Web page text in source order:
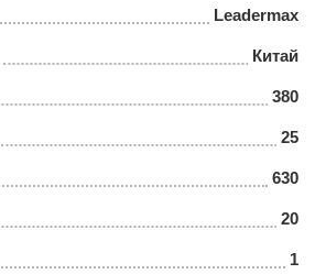
Leadermax
Китай
380
25
630
20
1